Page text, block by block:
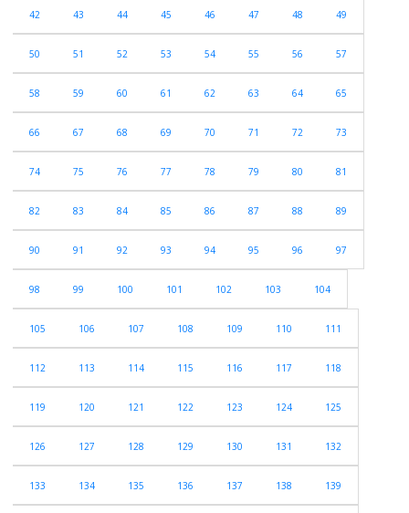
42 43 44 45 46 47 48 49
50 51 52 53 54 55 56 57
58 59 60 61 62 63 64 65
66 67 68 69 70 71 72 73
74 75 76 77 78 79 80 81
82 83 84 85 86 87 88 89
90 91 92 93 94 95 96 97
98 99 100 101 102 103 104
105 106 107 108 109 110 111
112 113 114 115 116 117 118
119 120 121 122 123 124 125
126 127 128 129 130 131 132
133 134 135 136 137 138 139